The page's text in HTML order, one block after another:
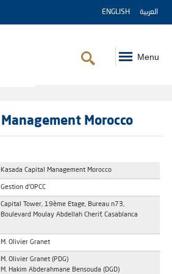
ENGLISH العربية
Menu
Morocco
Kasada Capital Management Morocco
Gestion d'OPCC
Capital Tower, 19ème Etage, Bureau n73,
Boulevard Moulay Abdellah Cherif, Casablanca
M. Olivier Granet
M. Olivier Granet (PDG)
M. Hakim Abderahmane Bensouda (DGD)